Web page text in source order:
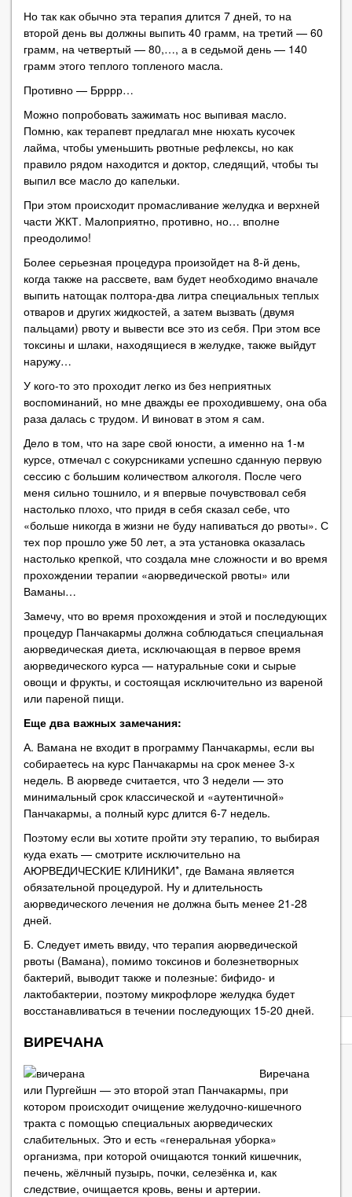
Но так как обычно эта терапия длится 7 дней, то на
второй день вы должны выпить 40 грамм, на третий — 60
грамм, на четвертый — 80,…, а в седьмой день — 140
грамм этого теплого топленого масла.
Противно — Брррр…
Можно попробовать зажимать нос выпивая масло.
Помню, как терапевт предлагал мне нюхать кусочек
лайма, чтобы уменьшить рвотные рефлексы, но как
правило рядом находится и доктор, следящий, чтобы ты
выпил все масло до капельки.
При этом происходит промасливание желудка и верхней
части ЖКТ. Малоприятно, противно, но… вполне
преодолимо!
Более серьезная процедура произойдет на 8-й день,
когда также на рассвете, вам будет необходимо вначале
выпить натощак полтора-два литра специальных теплых
отваров и других жидкостей, а затем вызвать (двумя
пальцами) рвоту и вывести все это из себя. При этом все
токсины и шлаки, находящиеся в желудке, также выйдут
наружу…
У кого-то это проходит легко из без неприятных
воспоминаний, но мне дважды ее проходившему, она оба
раза далась с трудом. И виноват в этом я сам.
Дело в том, что на заре свой юности, а именно на 1-м
курсе, отмечал с сокурсниками успешно сданную первую
сессию с большим количеством алкоголя. После чего
меня сильно тошнило, и я впервые почувствовал себя
настолько плохо, что придя в себя сказал себе, что
«больше никогда в жизни не буду напиваться до рвоты». С
тех пор прошло уже 50 лет, а эта установка оказалась
настолько крепкой, что создала мне сложности и во время
прохождении терапии «аюрведической рвоты» или
Ваманы…
Замечу, что во время прохождения и этой и последующих
процедур Панчакармы должна соблюдаться специальная
аюрведическая диета, исключающая в первое время
аюрведического курса — натуральные соки и сырые
овощи и фрукты, и состоящая исключительно из вареной
или пареной пищи.
Еще два важных замечания:
А. Вамана не входит в программу Панчакармы, если вы
собираетесь на курс Панчакармы на срок менее 3-х
недель. В аюрведе считается, что 3 недели — это
минимальный срок классической и «аутентичной»
Панчакармы, а полный курс длится 6-7 недель.
Поэтому если вы хотите пройти эту терапию, то выбирая
куда ехать — смотрите исключительно на
АЮРВЕДИЧЕСКИЕ КЛИНИКИ*, где Вамана является
обязательной процедурой. Ну и длительность
аюрведического лечения не должна быть менее 21-28
дней.
Б. Следует иметь ввиду, что терапия аюрведической
рвоты (Вамана), помимо токсинов и болезнетворных
бактерий, выводит также и полезные: бифидо- и
лактобактерии, поэтому микрофлоре желудка будет
восстанавливаться в течении последующих 15-20 дней.
ВИРЕЧАНА
Виречана
или Пургейшн — это второй этап Панчакармы, при
котором происходит очищение желудочно-кишечного
тракта с помощью специальных аюрведических
слабительных. Это и есть «генеральная уборка»
организма, при которой очищаются тонкий кишечник,
печень, жёлчный пузырь, почки, селезёнка и, как
следствие, очищается кровь, вены и артерии.